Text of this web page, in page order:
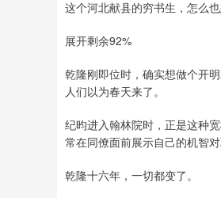
这个河北献县的穷书生，怎么
展开剩余92%
乾隆刚即位时，确实想做个开
人们以为春天来了。
纪昀进入翰林院时，正是这种
常在同僚面前展示自己的机智对
乾隆十六年，一切都变了。